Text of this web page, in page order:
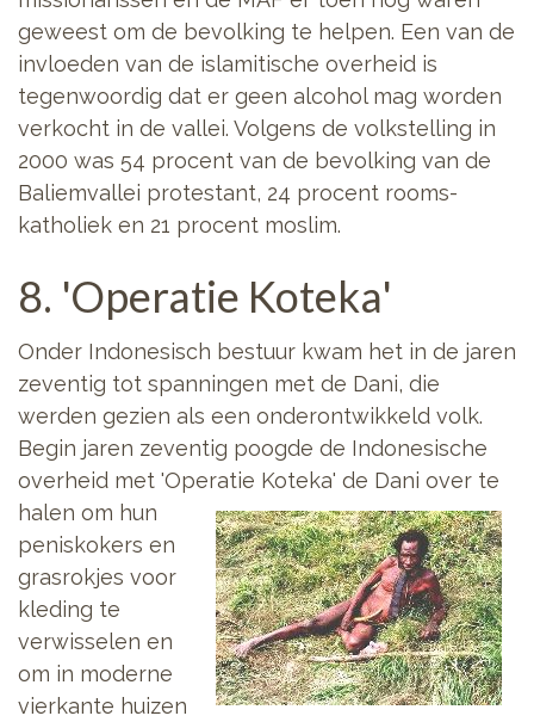
geweest om de bevolking te helpen. Een van de
invloeden van de islamitische overheid is
tegenwoordig dat er geen alcohol mag worden
verkocht in de vallei. Volgens de volkstelling in
2000 was 54 procent van de bevolking van de
Baliemvallei protestant, 24 procent rooms-
katholiek en 21 procent moslim.
8. 'Operatie Koteka'
Onder Indonesisch bestuur kwam het in de jaren
zeventig tot spanningen met de Dani, die
werden gezien als een onderontwikkeld volk.
Begin jaren zeventig poogde de Indonesische
overheid met 'Operatie Koteka' de Dani over te
halen om hun
peniskokers en
grasrokjes voor
kleding te
verwisselen en
om in moderne
vierkante huizen